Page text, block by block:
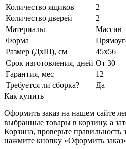
Количество ящиков
2
Количество дверей
2
Материалы
Массив
Форма
Размер (ДхШ), см
45х56
Срок изготовления, дней От 30
Гарантия, мес
12
Требуется ли сборка?
Да
Как купить
Оформить заказ на нашем сайте
выбранные товары в корзину, а
Корзина, проверьте правильность
нажмите кнопку «Оформить